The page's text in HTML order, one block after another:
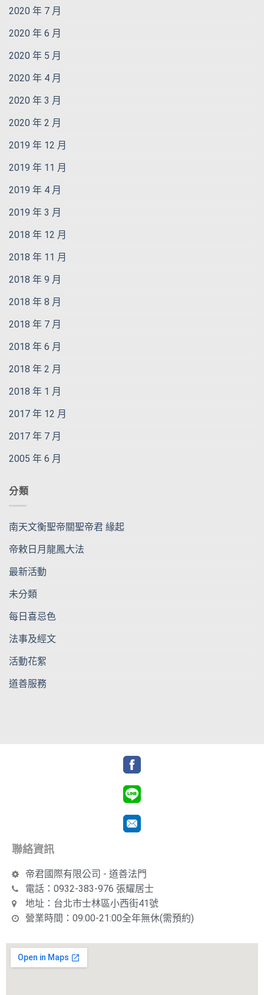
2020 年 7 月
2020 年 6 月
2020 年 5 月
2020 年 4 月
2020 年 3 月
2020 年 2 月
2019 年 12 月
2019 年 11 月
2019 年 4 月
2019 年 3 月
2018 年 12 月
2018 年 11 月
2018 年 9 月
2018 年 8 月
2018 年 7 月
2018 年 6 月
2018 年 2 月
2018 年 1 月
2017 年 12 月
2017 年 7 月
2005 年 6 月
分類
南天文衡聖帝關聖帝君 緣起
帝敕日月龍鳳大法
最新活動
未分類
每日喜忌色
法事及經文
活動花絮
道善服務
聯絡資訊
帝君國際有限公司 - 道善法門
電話：0932-383-976 張耀居士
地址：台北市士林區小西街41號
營業時間：09:00-21:00全年無休(需預約)